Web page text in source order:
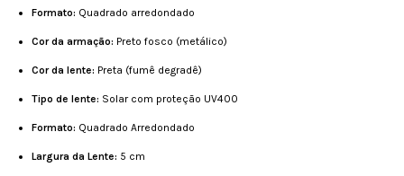
Formato: Quadrado arredondado
Cor da armação: Preto fosco (metálico)
Cor da lente: Preta (fumê degradê)
Tipo de lente: Solar com proteção UV400
Formato: Quadrado Arredondado
Largura da Lente: 5 cm